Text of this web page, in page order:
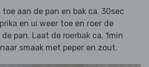
toe aan de pan en bak ca. 30sec
en ui weer toe en roer de
de pan. Laat de roerbak ca. 1min
smaak met peper en zout.